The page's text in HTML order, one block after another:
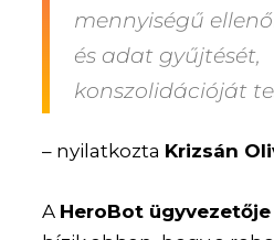
mennyiségű
és adat gyűjtését,
konszolidációját
– nyilatkozta Krizsán
A HeroBot ügyvezetője